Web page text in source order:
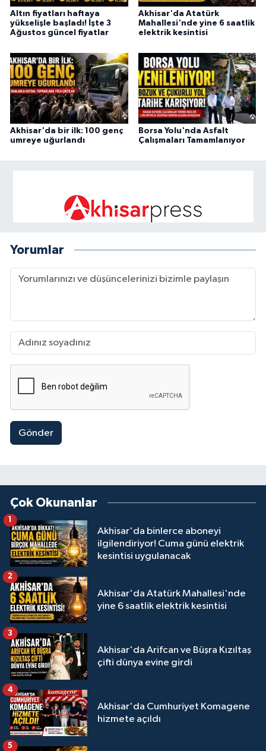
Altın fiyatları haftaya
yükselişle başladı! İşte 3
Ağustos güncel fiyatlar
Akhisar'da Atatürk
Mahallesi'nde yine 6 saatlik
elektrik kesintisi
Akhisar'da bir ilk: 100 genç
umreye uğurlandı
Borsa Yolu'nda Asfalt
Çalışmaları Tamamlanıyor
Yorumlar
Gönder
Çok Okunanlar
Akhisar'da binlerce aboneyi
ilgilendiriyor! Cuma günü elektrik
kesintisi uygulanacak
Akhisar'da Atatürk Mahallesi'nde
yine 6 saatlik elektrik kesintisi
2
Akhisar'da Arifcan ve Büşra Kızıltaş
çifti dünya evine girdi
3
Akhisar'da Cumhuriyet Komagene
hizmete açıldı
4
5